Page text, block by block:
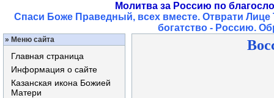
Молитва за Россию по
Спаси Боже Праведный, всех вместе. Отврати
богатство - Россию.
» Меню сайта
Главная страница
Информация о сайте
Казанская икона Божией
Матери